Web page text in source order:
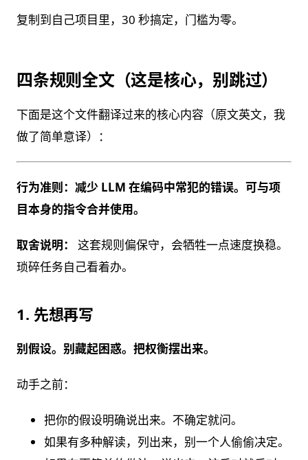
复制到自己项目里，30 秒搞定，门槛为零。
四条规则全文（这是核心，别跳过）
下面是这个文件翻译过来的核心内容（原文英文，我
做了简单意译）：
行为准则：减少 LLM 在编码中常犯的错误。可与项
目本身的指令合并使用。
取舍说明：
这套规则偏保守，会牺牲一点速度换稳。
琐碎任务自己看着办。
1. 先想再写
别假设。别藏起困惑。把权衡摆出来。
动手之前：
把你的假设明确说出来。不确定就问。
如果有多种解读，列出来，别一个人偷偷决定。